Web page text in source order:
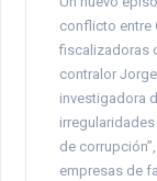
conflicto entre
fiscalizadoras
contralor
investigadora
de
empresas de